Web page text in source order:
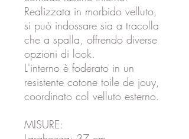
Realizzata in morbido velluto,
si può indossare sia a tracolla
che a spalla, offrendo diverse
opzioni di look.
L'interno è foderato in un
resistente cotone toile de jouy,
coordinato col velluto esterno.
MISURE: